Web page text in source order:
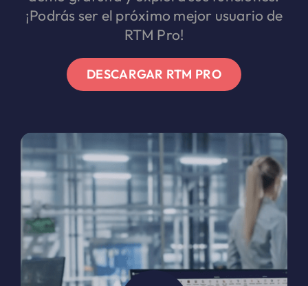
¡Podrás ser el próximo mejor usuario de
RTM Pro!
DESCARGAR RTM PRO